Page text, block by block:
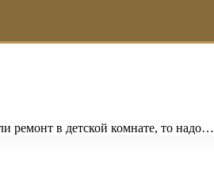
ремонт в детской комнате, то надо…